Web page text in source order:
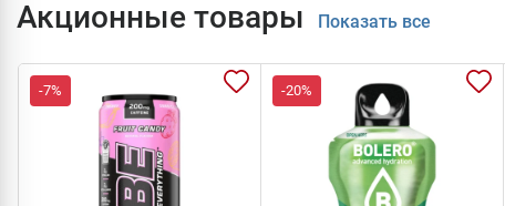
Акционные товары Показать все
-7% -20%